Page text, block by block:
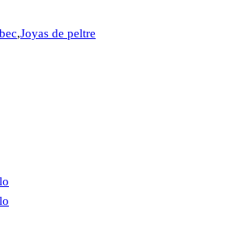
,Joyas de peltre